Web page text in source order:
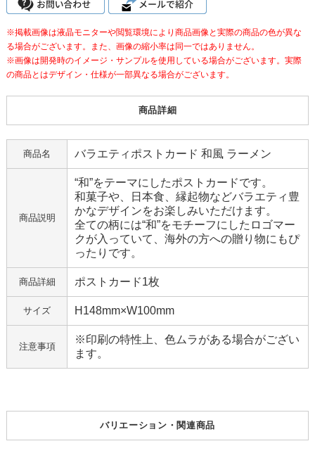
※掲載画像は液晶モニターや閲覧環境により商品画像と実際の商品の色が異な
る場合がございます。また、画像の縮小率は同一ではありません。
※画像は開発時のイメージ・サンプルを使用している場合がございます。実際
の商品とはデザイン・仕様が一部異なる場合がございます。
商品詳細
商品名 バラエティポストカード 和風 ラーメン
商品説明
“和”をテーマにしたポストカードです。
和菓子や、日本食、縁起物などバラエティ豊
かなデザインをお楽しみいただけます。
全ての柄には“和”をモチーフにしたロゴマー
クが入っていて、海外の方への贈り物にもぴ
ったりです。
商品詳細 ポストカード1枚
サイズ H148mm×W100mm
注意事項
※印刷の特性上、色ムラがある場合がござい
ます。
バリエーション・関連商品